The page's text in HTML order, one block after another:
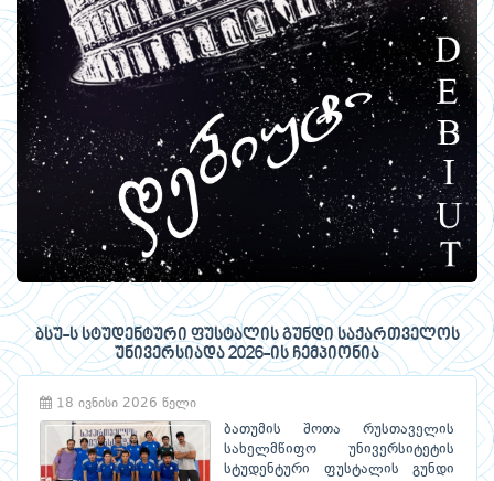
ბსუ-ს სტუდენტური ფუსტალის გუნდი საქართველოს
უნივერსიადა 2026-ის ჩემპიონია
18 ივნისი 2026 წელი
ბათუმის შოთა რუსთაველის
სახელმწიფო უნივერსიტეტის
სტუდენტური ფუსტალის გუნდი